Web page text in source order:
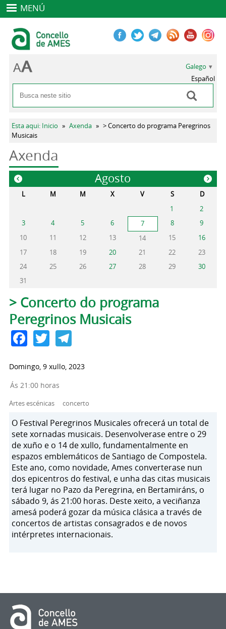
MENÚ
Formulario de busca
Buscar
Galego
Español
Vostede está aquí
Esta aqui: Inicio » Axenda » > Concerto do programa Peregrinos
Musicais
Axenda
Agosto
« »
L M M X V S
D
1
2
3
4 5 6 7 8
9
10
11 12 13 14 15
16
17
18 19 20 21 22
23
24
25 26 27 28 29
30
31
Pestanas principais
> Concerto do programa
Peregrinos Musicais
Facebook
TwitterTelegram
Domingo, 9 xullo, 2023
Ás 21:00 horas
Artes escénicas concerto
O Festival Peregrinos Musicales ofrecerá un total de
sete xornadas musicais. Desenvolverase entre o 29
de xuño e o 14 de xullo, fundamentalmente en
espazos emblemáticos de Santiago de Compostela.
Este ano, como novidade, Ames converterase nun
dos epicentros do festival, e unha das citas musicais
terá lugar no Pazo da Peregrina, en Bertamiráns, o
sábado 9, ás 21:00 horas. Deste xeito, a veciñanza
amesá poderá gozar da música clásica a través de
concertos de artistas consagrados e de novos
intérpretes internacionais.